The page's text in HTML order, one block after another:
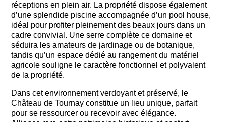
réceptions en plein air. La propriété dispose également
d’une splendide piscine accompagnée d’un pool house,
idéal pour profiter pleinement des beaux jours dans un
cadre convivial. Une serre complète ce domaine et
séduira les amateurs de jardinage ou de botanique,
tandis qu’un espace dédié au rangement du matériel
agricole souligne le caractère fonctionnel et polyvalent
de la propriété.
Dans cet environnement verdoyant et préservé, le
Château de Tournay constitue un lieu unique, parfait
pour se ressourcer ou recevoir avec élégance.